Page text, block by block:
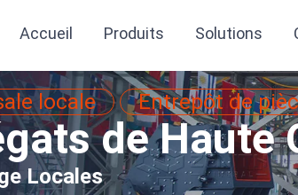
Accueil Produits Solutions
locale Entrepôt de
de Haute
Locales